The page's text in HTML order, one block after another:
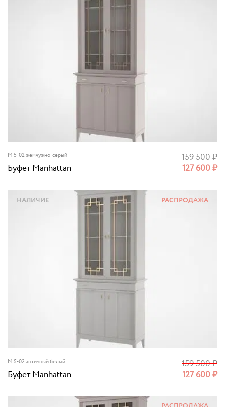
M 5-02 жемчужно-серый
Буфет Manhattan 127 600₽
159 500₽
M 5-02 античный белый
Буфет Manhattan 127 600₽
159 500₽
РАСПРОДАЖА
НАЛИЧИЕ